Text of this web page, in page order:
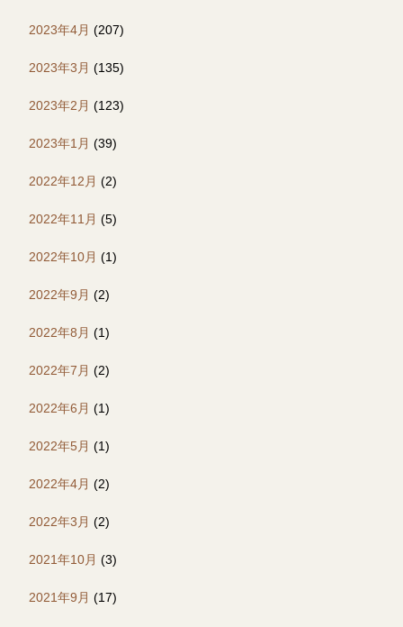
2023年4月 (207)
2023年3月 (135)
2023年2月 (123)
2023年1月 (39)
2022年12月 (2)
2022年11月 (5)
2022年10月 (1)
2022年9月 (2)
2022年8月 (1)
2022年7月 (2)
2022年6月 (1)
2022年5月 (1)
2022年4月 (2)
2022年3月 (2)
2021年10月 (3)
2021年9月 (17)